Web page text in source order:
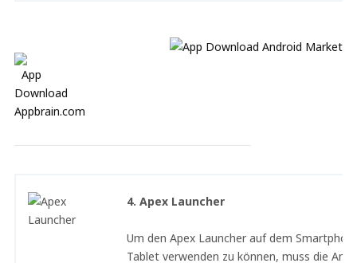
4. Apex Launcher
Um den Apex Launcher auf dem
Tablet verwenden zu können, muss die